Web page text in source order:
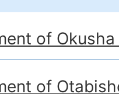
of
of